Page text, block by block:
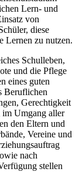
Lern- und
von
diese
Lernen zu nutzen.
Schulleben,
und die Pflege
eines guten
Beruflichen
Gerechtigkeit
im Umgang aller
den Eltern und
Vereine und
nach
stellen